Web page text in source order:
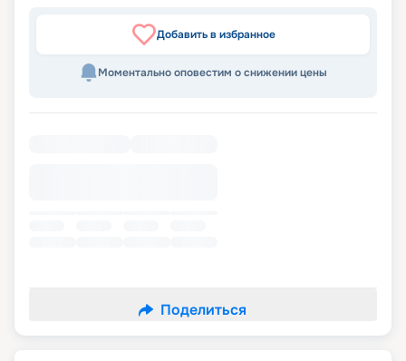
Добавить в избранное
Моментально оповестим о снижении цены
Поделиться